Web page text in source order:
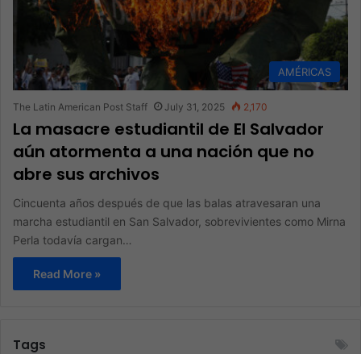
AMÉRICAS
The Latin American Post Staff July 31, 2025 2,170
La masacre estudiantil de El Salvador
aún atormenta a una nación que no
abre sus archivos
Cincuenta años después de que las balas atravesaran una
marcha estudiantil en San Salvador, sobrevivientes como Mirna
Perla todavía cargan…
Read More »
Tags